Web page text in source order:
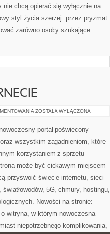
nie chcą opierać się wyłącznie na
styl życia szerzej: przez pryzmat
zarówno osoby szukające
PRAWO
INTERNECIE
ZOSTAŁA WYŁĄCZONA
portal poświęcony
wszystkim zagadnieniom, które
korzystaniem z sprzętu
może być ciekawym miejscem
przyswoić świecie internetu, sieci
światłowodów, 5G, chmury, hostingu,
Nowości na stronie:
witryna, w którym nowoczesna
niepotrzebnego komplikowania,